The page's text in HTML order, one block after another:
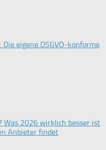
eigene DSGVO-konforme
Was 2026 wirklich besser ist
Anbieter findet